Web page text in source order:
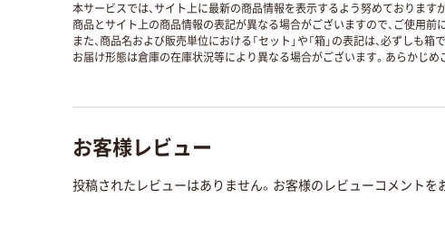
本サービスでは、サイト上に最新の商品情報を表示するよう努めておりますが
商品とサイト上の商品情報の表記が異なる場合がございますので、ご使用
また、商品名および販売単位における「セット」や「箱」の表記は、必ずしも
お届け形態は倉庫の在庫状況等により異なる場合がございます。あらかじめ
お客様レビュー
投稿されたレビューはありません。お客様のレビューコメントを